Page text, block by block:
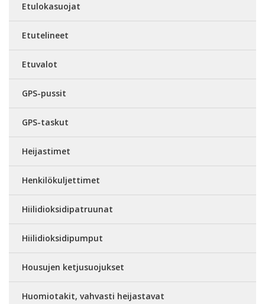
Etulokasuojat
Etutelineet
Etuvalot
GPS-pussit
GPS-taskut
Heijastimet
Henkilökuljettimet
Hiilidioksidipatruunat
Hiilidioksidipumput
Housujen ketjusuojukset
Huomiotakit, vahvasti heijastavat